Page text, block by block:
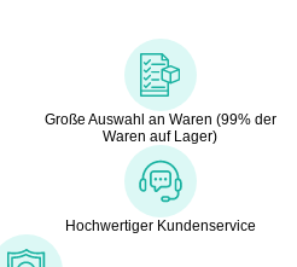
Große Auswahl an Waren (99% der
Waren auf Lager)
Hochwertiger Kundenservice